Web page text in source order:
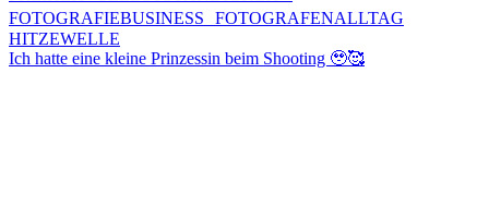
Ich hatte eine kleine Prinzessin beim Shooting 🥹🥰